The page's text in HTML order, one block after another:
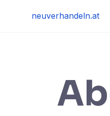
neuverhandeln.at